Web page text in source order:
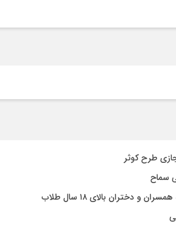
طرح کوثر
سماح
دختران بالای ۱۸ سال طلاب